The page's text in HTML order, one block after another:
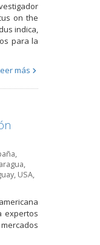
on the
indica,
para la
más
,
,
, USA,
expertos